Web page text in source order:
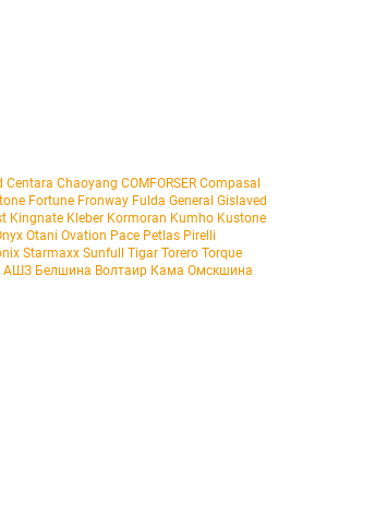
Centara Chaoyang COMFORSER Compasal
Fortune Fronway Fulda General Gislaved
Kingnate Kleber Kormoran Kumho Kustone
Otani Ovation Pace Petlas Pirelli
Starmaxx Sunfull Tigar Torero Torque
АШЗ Белшина Волтаир Кама Омскшина